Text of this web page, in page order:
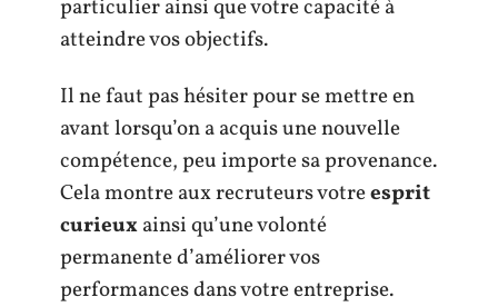
particulier ainsi que votre capacité à
atteindre vos objectifs.
Il ne faut pas hésiter pour se mettre en
avant lorsqu’on a acquis une nouvelle
compétence, peu importe sa provenance.
Cela montre aux recruteurs votreesprit
curieuxainsi qu’une volonté
permanente d’améliorer vos
performances dans votre entreprise.